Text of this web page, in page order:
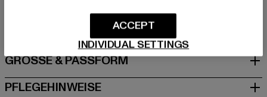
Schanzenstraße 41 | 51063 Köln | DE
GRÖSSE & PASSFORM
PFLEGEHINWEISE
INDIVIDUAL SETTINGS
ACCEPT